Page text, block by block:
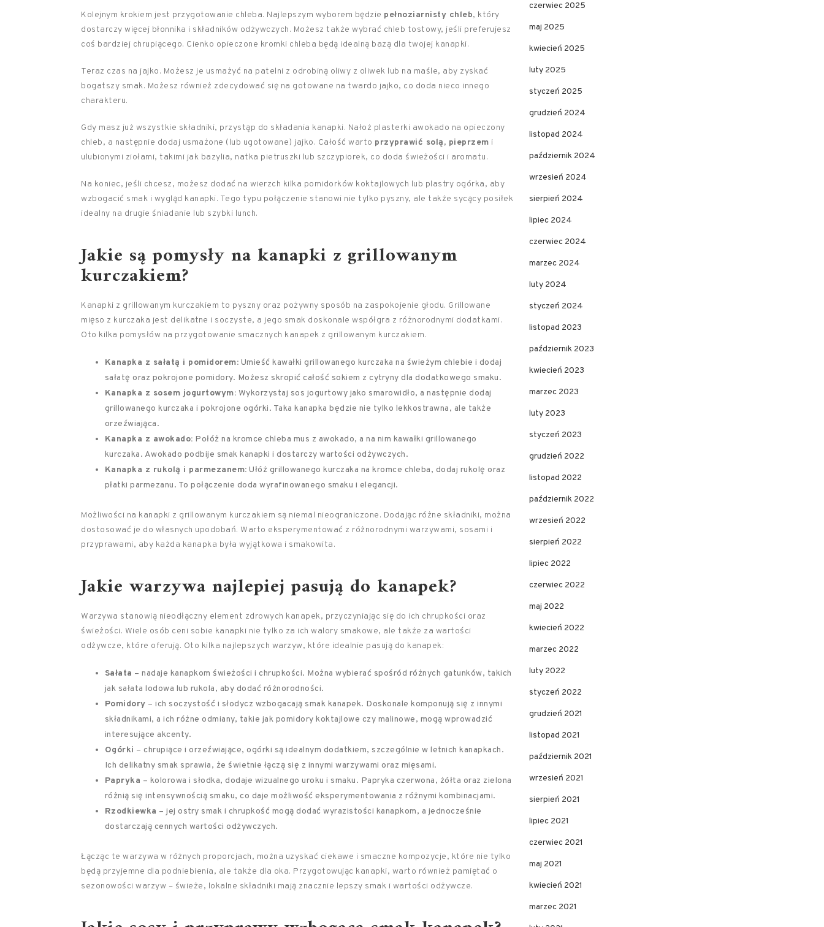
Kolejnym krokiem jest przygotowanie chleba. Najlepszym wyborem będzie pełnoziarnisty chleb, który
dostarczy więcej błonnika i składników odżywczych. Możesz także wybrać chleb tostowy, jeśli preferujesz
coś bardziej chrupiącego. Cienko opieczone kromki chleba będą idealną bazą dla twojej kanapki.
Teraz czas na jajko. Możesz je usmażyć na patelni z odrobiną oliwy z oliwek lub na maśle, aby zyskać
bogatszy smak. Możesz również zdecydować się na gotowane na twardo jajko, co doda nieco innego
charakteru.
Gdy masz już wszystkie składniki, przystąp do składania kanapki. Nałoż plasterki awokado na opieczony
chleb, a następnie dodaj usmażone (lub ugotowane) jajko. Całość warto przyprawić solą, pieprzem i
ulubionymi ziołami, takimi jak bazylia, natka pietruszki lub szczypiorek, co doda świeżości i aromatu.
Na koniec, jeśli chcesz, możesz dodać na wierzch kilka pomidorków koktajlowych lub plastry ogórka, aby
wzbogacić smak i wygląd kanapki. Tego typu połączenie stanowi nie tylko pyszny, ale także sycący posiłek
idealny na drugie śniadanie lub szybki lunch.
Jakie są pomysły na kanapki z grillowanym
kurczakiem?
Kanapki z grillowanym kurczakiem to pyszny oraz pożywny sposób na zaspokojenie głodu. Grillowane
mięso z kurczaka jest delikatne i soczyste, a jego smak doskonale współgra z różnorodnymi dodatkami.
Oto kilka pomysłów na przygotowanie smacznych kanapek z grillowanym kurczakiem.
Kanapka z sałatą i pomidorem: Umieść kawałki grillowanego kurczaka na świeżym chlebie i dodaj
sałatę oraz pokrojone pomidory. Możesz skropić całość sokiem z cytryny dla dodatkowego smaku.
Kanapka z sosem jogurtowym: Wykorzystaj sos jogurtowy jako smarowidło, a następnie dodaj
grillowanego kurczaka i pokrojone ogórki. Taka kanapka będzie nie tylko lekkostrawna, ale także
orzeźwiająca.
Kanapka z awokado: Połóż na kromce chleba mus z awokado, a na nim kawałki grillowanego
kurczaka. Awokado podbije smak kanapki i dostarczy wartości odżywczych.
Kanapka z rukolą i parmezanem: Ułóż grillowanego kurczaka na kromce chleba, dodaj rukolę oraz
płatki parmezanu. To połączenie doda wyrafinowanego smaku i elegancji.
Możliwości na kanapki z grillowanym kurczakiem są niemal nieograniczone. Dodając różne składniki, można
dostosować je do własnych upodobań. Warto eksperymentować z różnorodnymi warzywami, sosami i
przyprawami, aby każda kanapka była wyjątkowa i smakowita.
Jakie warzywa najlepiej pasują do kanapek?
Warzywa stanowią nieodłączny element zdrowych kanapek, przyczyniając się do ich chrupkości oraz
świeżości. Wiele osób ceni sobie kanapki nie tylko za ich walory smakowe, ale także za wartości
odżywcze, które oferują. Oto kilka najlepszych warzyw, które idealnie pasują do kanapek:
Sałata – nadaje kanapkom świeżości i chrupkości. Można wybierać spośród różnych gatunków, takich
jak sałata lodowa lub rukola, aby dodać różnorodności.
Pomidory – ich soczystość i słodycz wzbogacają smak kanapek. Doskonale komponują się z innymi
składnikami, a ich różne odmiany, takie jak pomidory koktajlowe czy malinowe, mogą wprowadzić
interesujące akcenty.
Ogórki – chrupiące i orzeźwiające, ogórki są idealnym dodatkiem, szczególnie w letnich kanapkach.
Ich delikatny smak sprawia, że świetnie łączą się z innymi warzywami oraz mięsami.
Papryka – kolorowa i słodka, dodaje wizualnego uroku i smaku. Papryka czerwona, żółta oraz zielona
różnią się intensywnością smaku, co daje możliwość eksperymentowania z różnymi kombinacjami.
Rzodkiewka – jej ostry smak i chrupkość mogą dodać wyrazistości kanapkom, a jednocześnie
dostarczają cennych wartości odżywczych.
Łącząc te warzywa w różnych proporcjach, można uzyskać ciekawe i smaczne kompozycje, które nie tylko
będą przyjemne dla podniebienia, ale także dla oka. Przygotowując kanapki, warto również pamiętać o
sezonowości warzyw – świeże, lokalne składniki mają znacznie lepszy smak i wartości odżywcze.
czerwiec 2025
maj 2025
kwiecień 2025
luty 2025
styczeń 2025
grudzień 2024
listopad 2024
październik 2024
wrzesień 2024
sierpień 2024
lipiec 2024
czerwiec 2024
marzec 2024
luty 2024
styczeń 2024
listopad 2023
październik 2023
kwiecień 2023
marzec 2023
luty 2023
styczeń 2023
grudzień 2022
listopad 2022
październik 2022
wrzesień 2022
sierpień 2022
lipiec 2022
czerwiec 2022
maj 2022
kwiecień 2022
marzec 2022
luty 2022
styczeń 2022
grudzień 2021
listopad 2021
październik 2021
wrzesień 2021
sierpień 2021
lipiec 2021
czerwiec 2021
maj 2021
kwiecień 2021
marzec 2021